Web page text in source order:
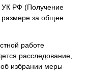
УК РФ (Получение
размере за общее
работе
расследование,
избрании меры